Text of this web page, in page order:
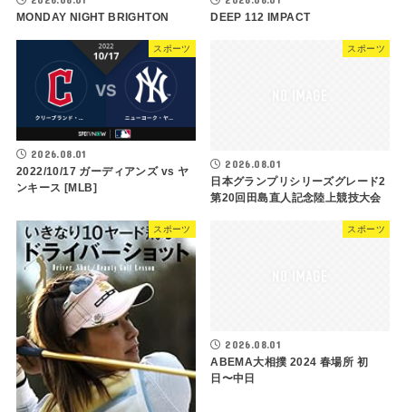
MONDAY NIGHT BRIGHTON DEEP 112 IMPACT
スポーツ
2026.08.01
2022/10/17 ガーディアンズ vs ヤ
ンキース [MLB]
スポーツ
2026.08.01
日本グランプリシリーズグレード2
第20回田島直人記念陸上競技大会
スポーツ スポーツ
2026.08.01
ABEMA大相撲 2024 春場所 初
日〜中日